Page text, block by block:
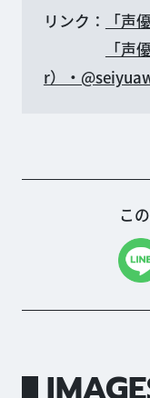
リンク：
「声
「声
r）・
こ